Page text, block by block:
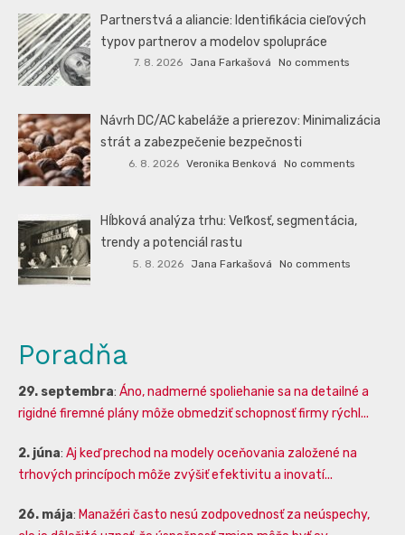
Partnerstvá a aliancie: Identifikácia cieľových
typov partnerov a modelov spolupráce
7. 8. 2026 Jana Farkašová No comments
Návrh DC/AC kabeláže a prierezov: Minimalizácia
strát a zabezpečenie bezpečnosti
6. 8. 2026 Veronika Benková No comments
Hĺbková analýza trhu: Veľkosť, segmentácia,
trendy a potenciál rastu
5. 8. 2026 Jana Farkašová No comments
Poradňa
29. septembra: Áno, nadmerné spoliehanie sa na detailné a
rigidné firemné plány môže obmedziť schopnosť firmy rýchl...
2. júna: Aj keď prechod na modely oceňovania založené na
trhových princípoch môže zvýšiť efektivitu a inovatí...
26. mája: Manažéri často nesú zodpovednosť za neúspechy,